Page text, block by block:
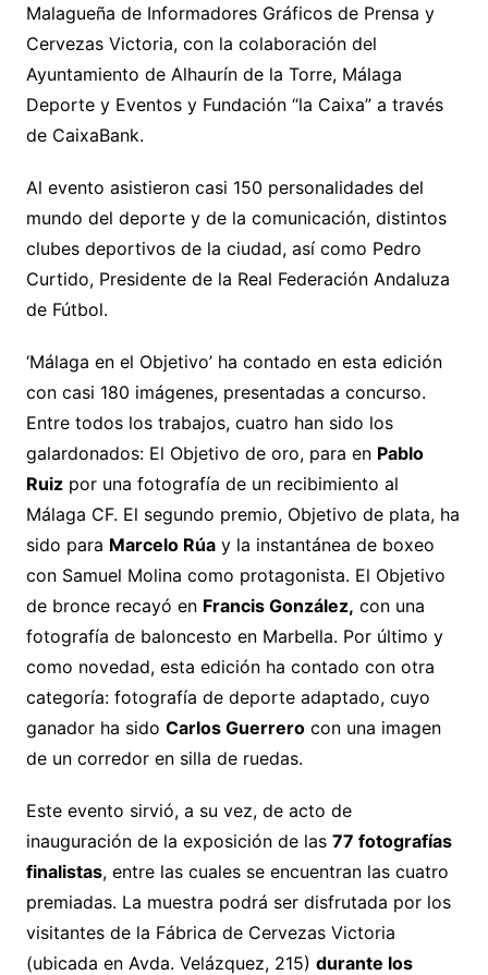
Malagueña de Informadores Gráficos de Prensa y
Cervezas Victoria, con la colaboración del
Ayuntamiento de Alhaurín de la Torre, Málaga
Deporte y Eventos y Fundación “la Caixa” a través
de CaixaBank.
Al evento asistieron casi 150 personalidades del
mundo del deporte y de la comunicación, distintos
clubes deportivos de la ciudad, así como Pedro
Curtido, Presidente de la Real Federación Andaluza
de Fútbol.
‘Málaga en el Objetivo’ ha contado en esta edición
con casi 180 imágenes, presentadas a concurso.
Entre todos los trabajos, cuatro han sido los
galardonados: El Objetivo de oro, para en Pablo
Ruizpor una fotografía de un recibimiento al
Málaga CF. El segundo premio, Objetivo de plata, ha
sido para Marcelo Rúay la instantánea de boxeo
con Samuel Molina como protagonista. El Objetivo
de bronce recayó en Francis González, con una
fotografía de baloncesto en Marbella. Por último y
como novedad, esta edición ha contado con otra
categoría: fotografía de deporte adaptado, cuyo
ganador ha sido Carlos Guerrerocon una imagen
de un corredor en silla de ruedas.
Este evento sirvió, a su vez, de acto de
inauguración de la exposición de las 77 fotografías
finalistas, entre las cuales se encuentran las cuatro
premiadas. La muestra podrá ser disfrutada por los
visitantes de la Fábrica de Cervezas Victoria
(ubicada en Avda. Velázquez, 215) durante los